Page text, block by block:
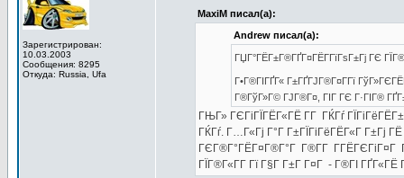
Зарегистрирован:
10.03.2003
Сообщения: 8295
Откуда: Russia, Ufa
MaxiM писал(а):
Andrew писал(а):
ГЏГ°ГЁГ±Г®ГҐГ¤ГЁГ­ГїГѕГ±Гј ГЄ
Г•Г®ГІГҐГ« Г±ГҐГЈГ®Г¤Г­Гї
Г®ГўГ»Г© ГЈГ®Г¤, ГІГ ГЄ Г·ГІГ®
ГЊГ» ГЄГіГЇГЁГ«ГЁ Г­Г ГЌГѓ
ГЌГѓ. Г…Г«Гј Г°Г Г±ГЇГіГёГЁГ«Г Г±Гј
ГЄГ®Г°ГЁГ¤Г®Г°Г Г®Г­Г Г­ГЁГЄГіГ¤Г
ГЇГ®Г«Г­Г Гї Г§Г Г±Г Г¤Г - Г®ГІ ГҐГ«ГЁ